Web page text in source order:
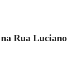
na Rua Luciano